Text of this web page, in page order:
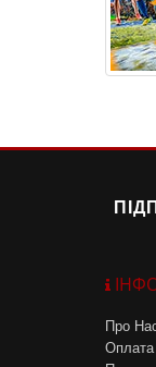
Про
Оплата